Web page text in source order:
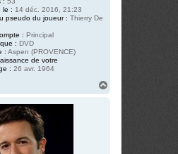
le : 14 déc. 2016, 21:23
pseudo du joueur : Thierry De
: Principal
: DVD
: Aspen (PROVENCE)
de votre
: 26 avr. 1964